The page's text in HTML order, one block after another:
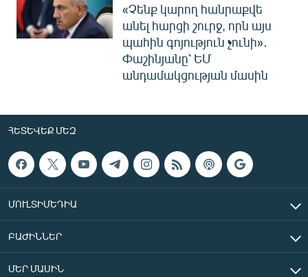
«Չենք կարող հանրաքվե
անել հարցի շուրջ, որն այս
պահին գոյություն չունի»․
Փաշինյանը՝ ԵՄ
անդամակցության մասին
ՀԵՏԵՎԵՔ ՄԵԶ
ՄՈՒԼՏԻՄԵԴԻԱ
ԲԱԺԻՆՆԵՐ
ՄԵՐ ՄԱՍԻՆ